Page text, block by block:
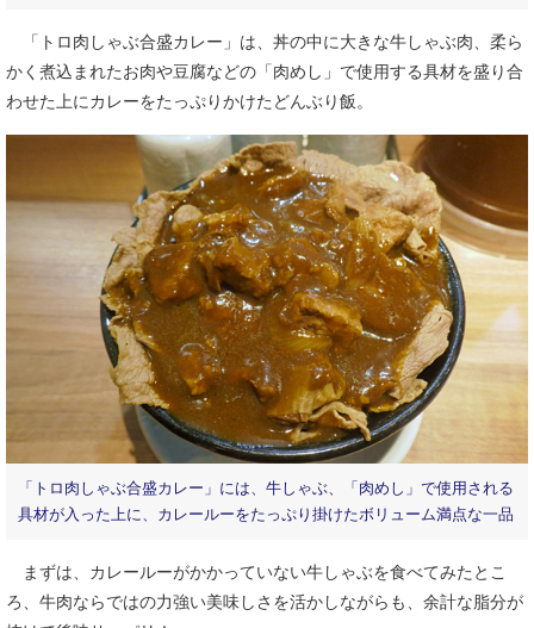
「トロ肉しゃぶ合盛カレー」は、丼の中に大きな牛しゃぶ肉、柔ら
かく煮込まれたお肉や豆腐などの「肉めし」で使用する具材を盛り合
わせた上にカレーをたっぷりかけたどんぶり飯。
「トロ肉しゃぶ合盛カレー」には、牛しゃぶ、「肉めし」で使用される
具材が入った上に、カレールーをたっぷり掛けたボリューム満点な一品
まずは、カレールーがかかっていない牛しゃぶを食べてみたとこ
ろ、牛肉ならではの力強い美味しさを活かしながらも、余計な脂分が